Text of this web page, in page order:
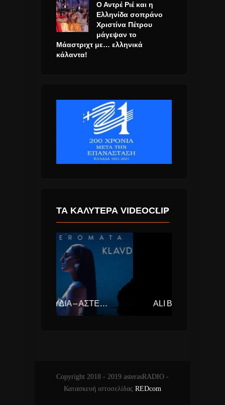
Ο Αντρέ Ριέ και η
Ελληνίδα σοπράνο
Χριστίνα Πέτρου
μάγεψαν το
Μάαστριχτ με… ελληνικά
κάλαντα!
ΤΑ ΚΑΛΎΤΕΡΑ VIDEOCLIP
Copyright 2018 - 2019 asterasRADIO -
Κατασκευή ιστοσελίδας REDcom